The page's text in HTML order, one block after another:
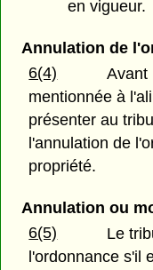
en vigueur.
Annulation de
6(4)
Avant
mentionnée à
présenter au
l'annulation de
propriété.
Annulation ou
6(5)
Le
l'ordonnance s'il